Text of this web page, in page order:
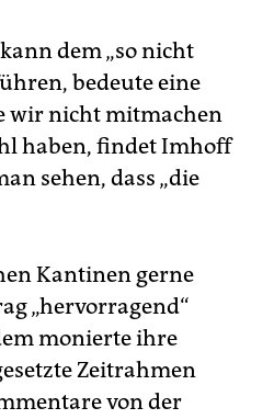
dem „so nicht
bedeute eine
wir nicht mitmachen
haben, findet Imhoff
sehen, dass „die
Kantinen gerne
„hervorragend“
monierte ihre
Zeitrahmen
von der